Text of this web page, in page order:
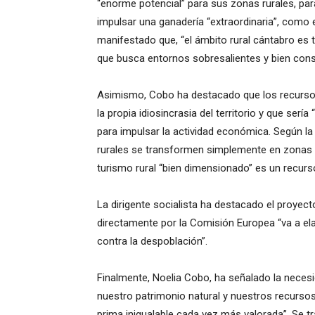
“enorme potencial” para sus zonas rurales,
impulsar una ganadería “extraordinaria”,
manifestado que, “el ámbito rural cántabro
que busca entornos sobresalientes y bien
Asimismo, Cobo ha destacado que los
la propia idiosincrasia del territorio y que sería
para impulsar la actividad económica. Según
rurales se transformen simplemente en
turismo rural “bien dimensionado” es un
La dirigente socialista ha destacado el
directamente por la Comisión Europea “va a
contra la despoblación”.
Finalmente, Noelia Cobo, ha señalado la
nuestro patrimonio natural y nuestros